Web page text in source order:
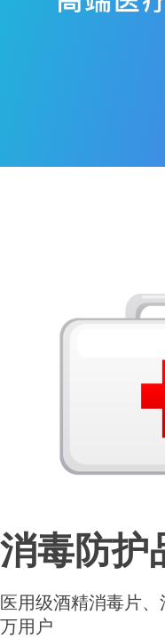
消毒防护
医用级酒精消毒片
万用户